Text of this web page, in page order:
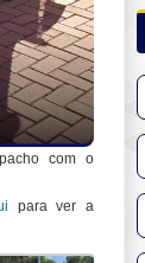
com o
para ver a